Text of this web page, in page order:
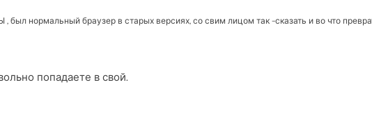
нормальный браузер в старых версиях, со свим лицом так -сказать и во что
попадаете в свой.